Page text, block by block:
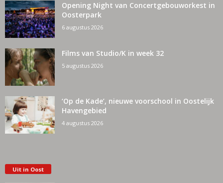
Opening Night van Concertgebouworkest in
Oosterpark
6 augustus 2026
Films van Studio/K in week 32
5 augustus 2026
‘Op de Kade’, nieuwe voorschool in Oostelijk
Havengebied
4 augustus 2026
Uit in Oost